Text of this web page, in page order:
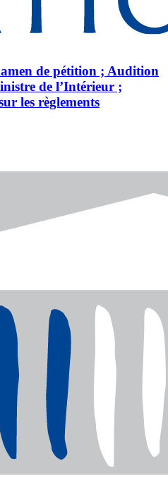
de pétition ; Audition
de l’Intérieur ;
les règlements